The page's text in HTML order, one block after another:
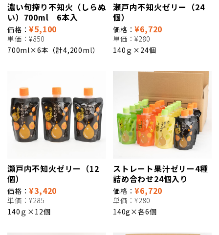
濃い旬搾り不知火（しらぬ
い）700ml 6本入
価格：¥5,100
単価：¥850
700ml×6本（計4,200ml）
瀬戸内不知火ゼリー（24
個）
価格：¥6,720
単価：¥280
140ｇ×24個
瀬戸内不知火ゼリー（12
個）
価格：¥3,420
単価：¥285
140ｇ×12個
ストレート果汁ゼリー4種
詰め合わせ24個入り
価格：¥6,720
単価：¥280
140g×各6個